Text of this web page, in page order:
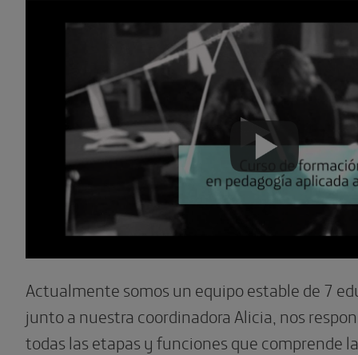
Actualmente somos un equipo estable de 7
junto a nuestra coordinadora Alicia, nos
todas las etapas y funciones que comprende